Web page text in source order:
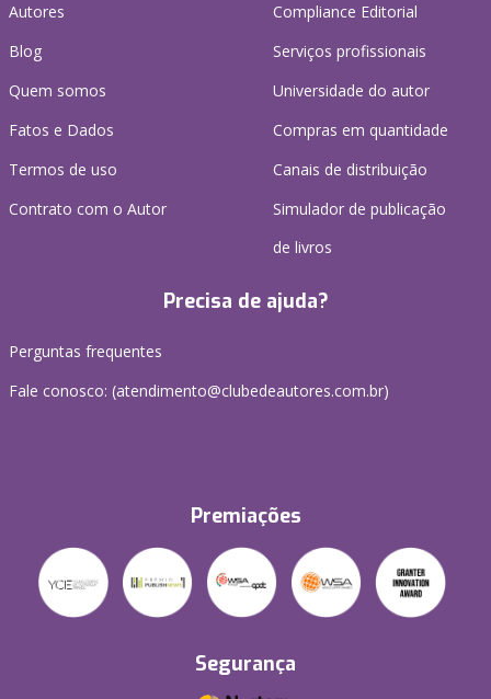
Autores
Blog
Quem somos
Fatos e Dados
Termos de uso
Contrato com o Autor
Compliance Editorial
Serviços profissionais
Universidade do autor
Compras em quantidade
Canais de distribuição
Simulador de publicação
de livros
Precisa de ajuda?
Perguntas frequentes
Fale conosco: (atendimento@clubedeautores.com.br)
Premiações
Segurança